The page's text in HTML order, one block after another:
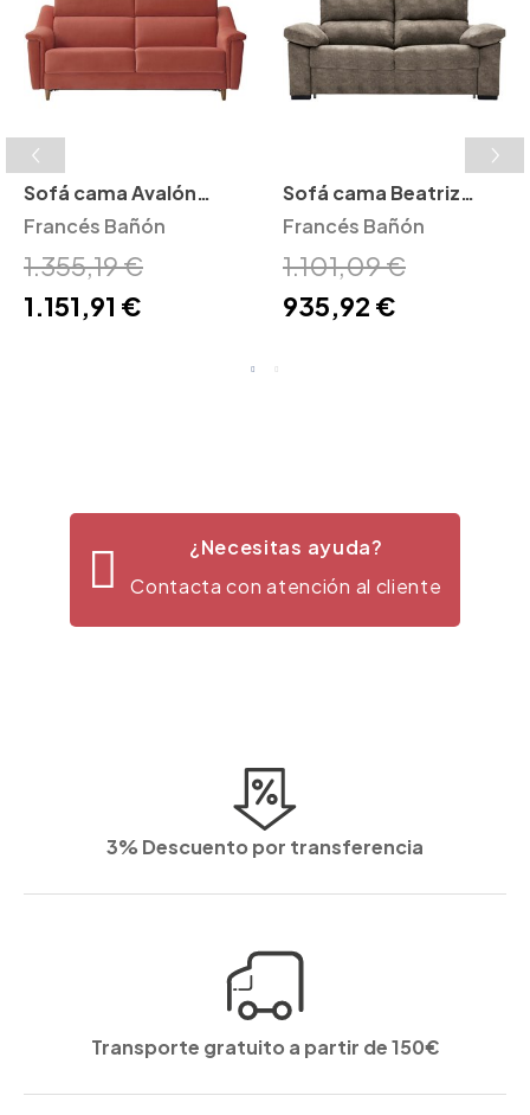
Sofá cama Avalón
Francés Bañón
Francés Bañón
1.355,19 €
1.151,91 €
Sofá cama Beatriz
Francés Bañón
Francés Bañón
1.101,09 €
935,92 €
¿Necesitas ayuda?
Contacta con atención al cliente
3% Descuento por transferencia
Transporte gratuito a partir de 150€